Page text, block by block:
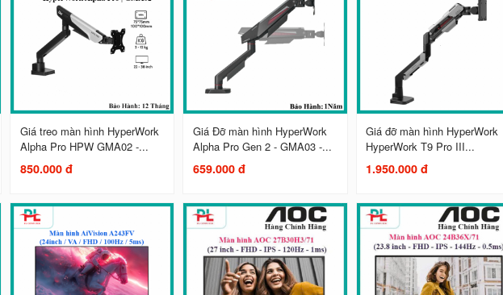
Giá treo màn hình HyperWork
Alpha Pro HPW GMA02 -...
850.000 đ
Giá Đỡ màn hình HyperWork
Alpha Pro Gen 2 - GMA03 -...
659.000 đ
Giá đỡ màn hình HyperWork
HyperWork T9 Pro III...
1.950.000 đ